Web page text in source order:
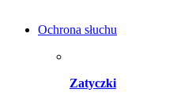
Ochrona słuchu
Zatyczki